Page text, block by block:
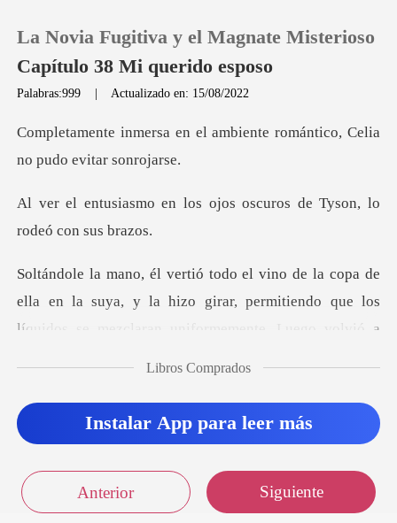
0
Historia
La Novia Fugitiva y el Magnate Misterioso
Capítulo 38 Mi querido esposo
Palabras:999 | Actualizado en: 15/08/2022
ambiente romántico, Celia
os ojos oscuros de Tyson,
en la suya, y la hizo girar, permitiendo que los
líquidos se m
Libros Comprados
Instalar App para leer más
Anterior Siguiente